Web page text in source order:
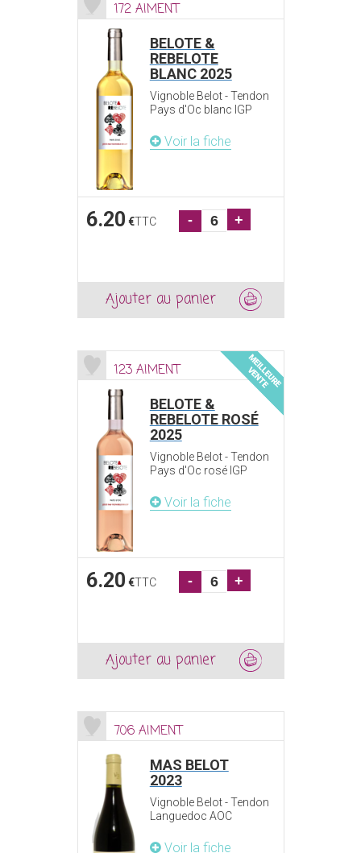
172 AIMENT
BELOTE &
REBELOTE
BLANC 2025
Vignoble Belot - Tendon
Pays d'Oc blanc IGP
Voir la fiche
6.20 €TTC - +
Ajouter au panier
123 AIMENT
BELOTE &
REBELOTE ROSÉ
2025
Vignoble Belot - Tendon
Pays d'Oc rosé IGP
Voir la fiche
6.20 €TTC - +
Ajouter au panier
706 AIMENT
MAS BELOT
2023
Vignoble Belot - Tendon
Languedoc AOC
Voir la fiche